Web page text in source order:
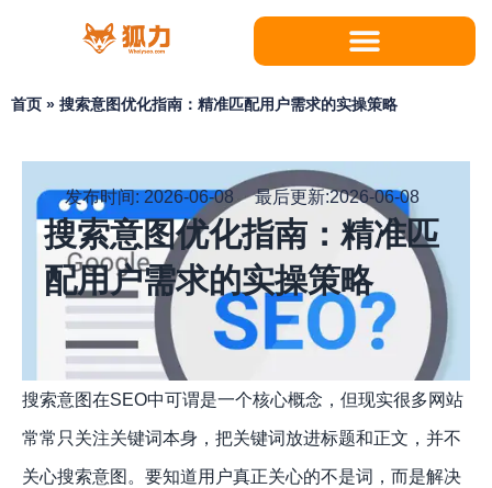
首页 » 搜索意图优化指南：精准匹配用户需求的实操策略
发布时间: 2026-06-08 最后更新:2026-06-08
搜索意图优化指南：精准匹
配用户需求的实操策略
搜索意图在SEO中可谓是一个核心概念，但现实很多网站
常常只关注关键词本身，把关键词放进标题和正文，并不
关心搜索意图。要知道用户真正关心的不是词，而是解决